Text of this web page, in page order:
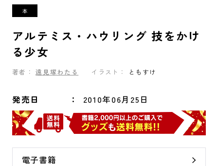
アルテミス・ハウリング 技をかけ
る少女
著者： 遠見塚わたる イラスト： ともすけ
発売日 2010年06月25日
電子書籍